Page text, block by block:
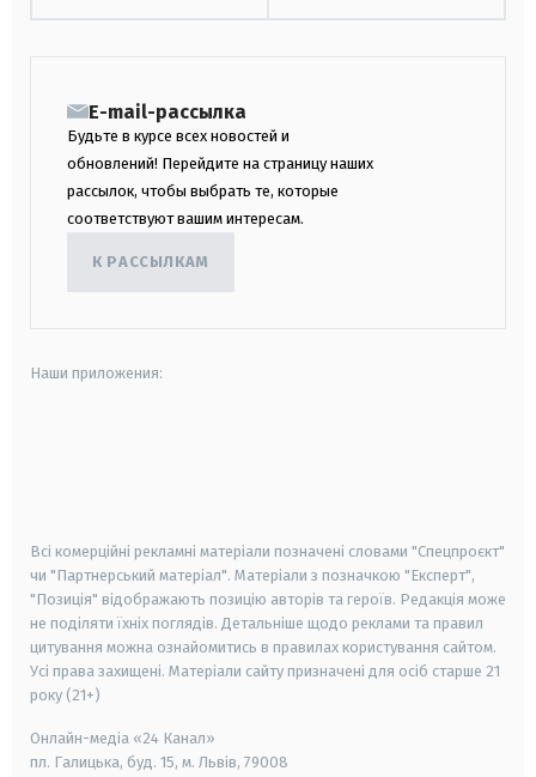
E-mail-рассылка
Будьте в курсе всех новостей и
обновлений! Перейдите на страницу наших
рассылок, чтобы выбрать те, которые
соответствуют вашим интересам.
К РАССЫЛКАМ
Наши приложения:
Всі комерційні рекламні матеріали позначені словами "Спецпроєкт"
чи "Партнерський матеріал". Матеріали з позначкою "Експерт",
"Позиція" відображають позицію авторів та героїв. Редакція може
не поділяти їхніх поглядів. Детальніше щодо реклами та правил
цитування можна ознайомитись в правилах користування сайтом.
Усі права захищені. Матеріали сайту призначені для осіб старше 21
року (21+)
Онлайн-медіа «24 Канал»
пл. Галицька, буд. 15, м. Львів, 79008